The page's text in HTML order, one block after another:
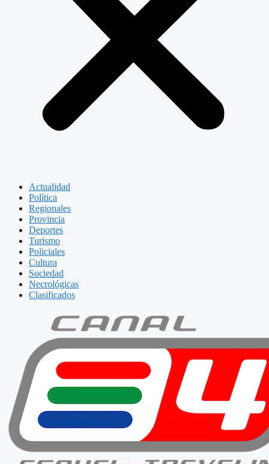
Actualidad
Política
Regionales
Provincia
Deportes
Turismo
Policiales
Cultura
Sociedad
Necrológicas
Clasificados